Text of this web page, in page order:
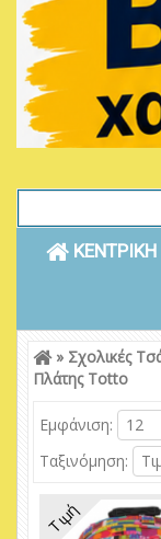
ΚΕΝΤΡΙΚΗ
» Σχολικές
Πλάτης Totto
Εμφάνιση:
12
Ταξινόμηση:
Τιμή